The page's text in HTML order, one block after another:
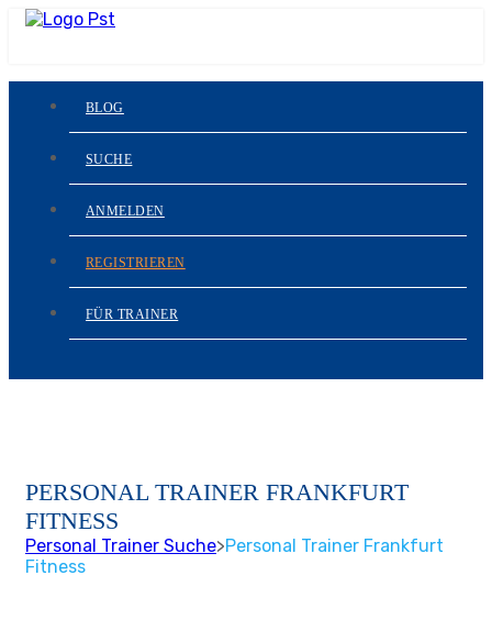
BLOG
SUCHE
ANMELDEN
REGISTRIEREN
FÜR TRAINER
PERSONAL TRAINER FRANKFURT
FITNESS
Personal Trainer Suche>Personal Trainer Frankfurt
Fitness